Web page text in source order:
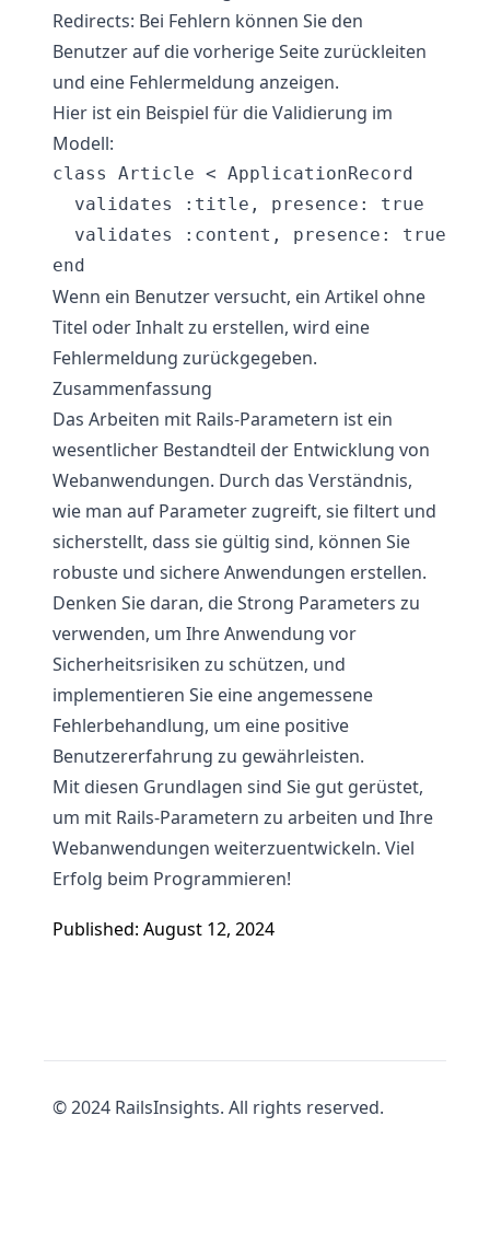
Redirects: Bei Fehlern können Sie den
Benutzer auf die vorherige Seite zurückleiten
und eine Fehlermeldung anzeigen.
Hier ist ein Beispiel für die Validierung im
Modell:
class Article < ApplicationRecord
  validates :title, presence: true
  validates :content, presence: true
Wenn ein Benutzer versucht, ein Artikel ohne
Titel oder Inhalt zu erstellen, wird eine
Fehlermeldung zurückgegeben.
Zusammenfassung
Das Arbeiten mit Rails-Parametern ist ein
wesentlicher Bestandteil der Entwicklung von
Webanwendungen. Durch das Verständnis,
wie man auf Parameter zugreift, sie filtert und
sicherstellt, dass sie gültig sind, können Sie
robuste und sichere Anwendungen erstellen.
Denken Sie daran, die Strong Parameters zu
verwenden, um Ihre Anwendung vor
Sicherheitsrisiken zu schützen, und
implementieren Sie eine angemessene
Fehlerbehandlung, um eine positive
Benutzererfahrung zu gewährleisten.
Mit diesen Grundlagen sind Sie gut gerüstet,
um mit Rails-Parametern zu arbeiten und Ihre
Webanwendungen weiterzuentwickeln. Viel
Erfolg beim Programmieren!
Published: August 12, 2024
© 2024 RailsInsights. All rights reserved.